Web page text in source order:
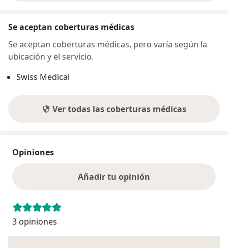
Se aceptan coberturas médicas
Se aceptan coberturas médicas, pero varía según la
ubicación y el servicio.
Swiss Medical
Ver todas las coberturas médicas
Opiniones
Añadir tu opinión
3 opiniones